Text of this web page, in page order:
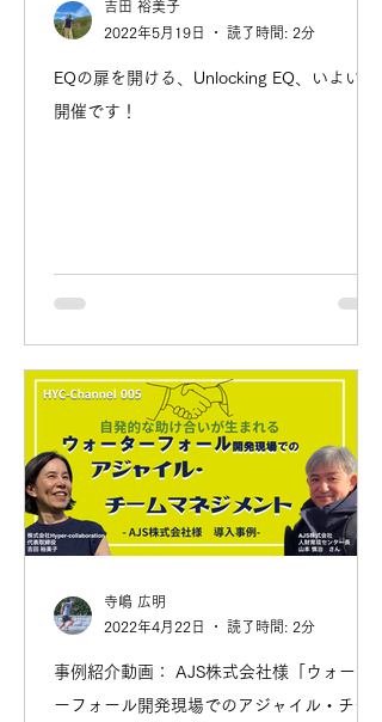
EQの扉を開ける、Unlocking EQ、いよいよ
開催です！
吉田 裕美子
2022年5月19日
読了時間: 2分
事例紹介動画： AJS株式会社様「ウォータ
ーフォール開発現場でのアジャイル・チー
寺嶋 広明
2022年4月22日
読了時間: 2分